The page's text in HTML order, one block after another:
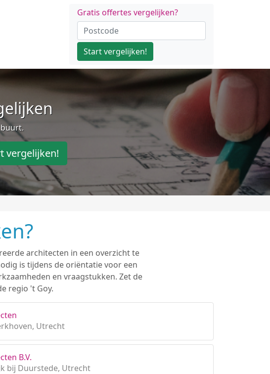
Gratis offertes vergelijken?
Start vergelijken!
vergelijken!
architecten in een overzicht te
is tijdens de oriëntatie voor een
en vraagstukken. Zet de
regio 't Goy.
Utrecht
B.V.
bij Duurstede, Utrecht